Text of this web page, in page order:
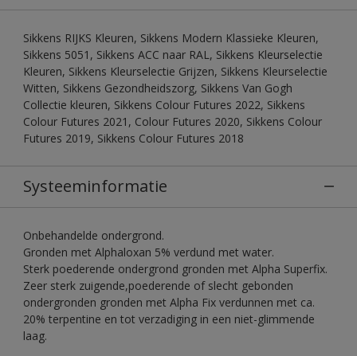
Sikkens RIJKS Kleuren, Sikkens Modern Klassieke Kleuren,
Sikkens 5051, Sikkens ACC naar RAL, Sikkens Kleurselectie
Kleuren, Sikkens Kleurselectie Grijzen, Sikkens Kleurselectie
Witten, Sikkens Gezondheidszorg, Sikkens Van Gogh
Collectie kleuren, Sikkens Colour Futures 2022, Sikkens
Colour Futures 2021, Colour Futures 2020, Sikkens Colour
Futures 2019, Sikkens Colour Futures 2018
Systeeminformatie
Onbehandelde ondergrond.
Gronden met Alphaloxan 5% verdund met water.
Sterk poederende ondergrond gronden met Alpha Superfix.
Zeer sterk zuigende,poederende of slecht gebonden
ondergronden gronden met Alpha Fix verdunnen met ca.
20% terpentine en tot verzadiging in een niet-glimmende
laag.